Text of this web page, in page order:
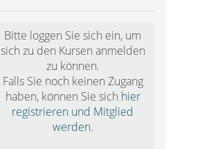
Bitte loggen Sie sich ein, um
sich zu den Kursen anmelden
zu können.
Falls Sie noch keinen Zugang
haben, können Sie sich hier
registrieren und Mitglied
werden.